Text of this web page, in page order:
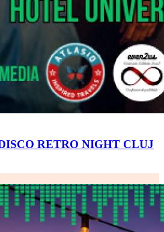
RETRO NIGHT CLUJ